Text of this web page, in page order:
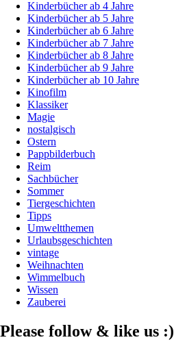
Kinderbücher ab 4 Jahre
Kinderbücher ab 5 Jahre
Kinderbücher ab 6 Jahre
Kinderbücher ab 7 Jahre
Kinderbücher ab 8 Jahre
Kinderbücher ab 9 Jahre
Kinderbücher ab 10 Jahre
Kinofilm
Klassiker
Magie
nostalgisch
Ostern
Pappbilderbuch
Reim
Sachbücher
Sommer
Tiergeschichten
Tipps
Umweltthemen
Urlaubsgeschichten
vintage
Weihnachten
Wimmelbuch
Wissen
Zauberei
Please follow & like us :)